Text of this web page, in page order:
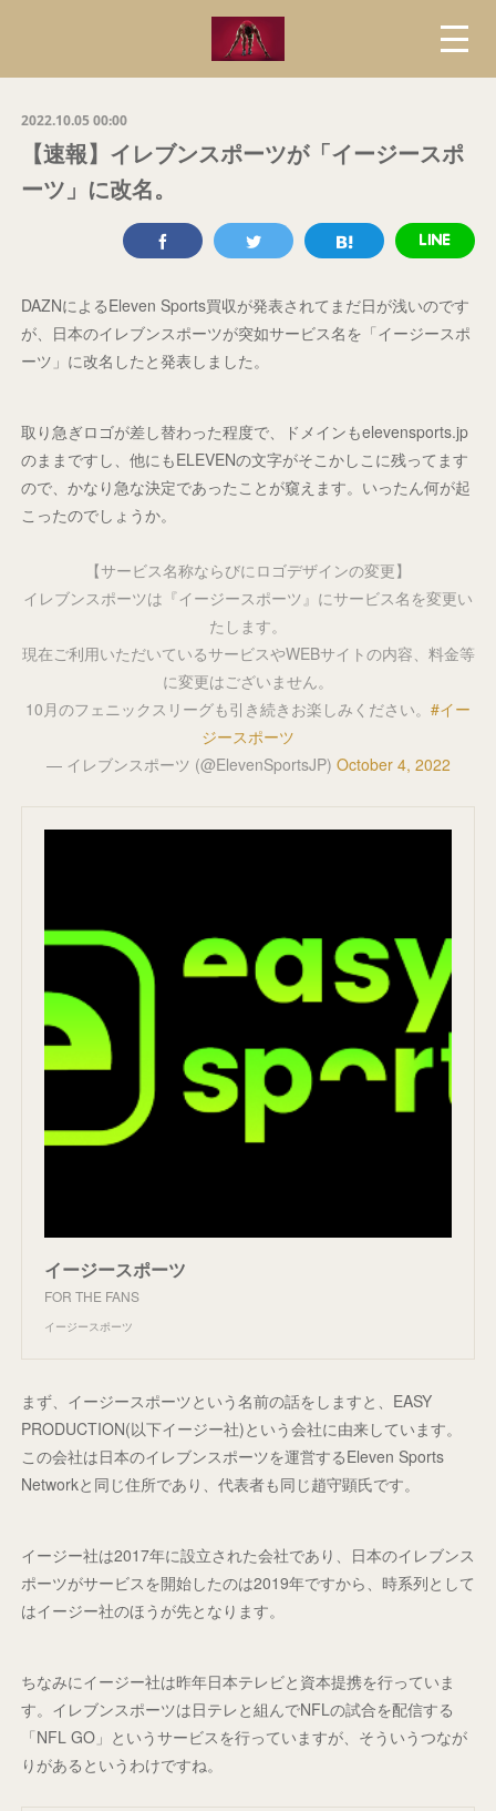
2022.10.05 00:00
【速報】イレブンスポーツが「イージースポ
ーツ」に改名。
DAZNによるEleven Sports買収が発表されてまだ日が浅いのです
が、日本のイレブンスポーツが突如サービス名を「イージースポ
ーツ」に改名したと発表しました。
取り急ぎロゴが差し替わった程度で、ドメインもelevensports.jp
のままですし、他にもELEVENの文字がそこかしこに残ってます
ので、かなり急な決定であったことが窺えます。いったん何が起
こったのでしょうか。
【サービス名称ならびにロゴデザインの変更】
イレブンスポーツは『イージースポーツ』にサービス名を変更い
たします。
現在ご利用いただいているサービスやWEBサイトの内容、料金等
に変更はございません。
10月のフェニックスリーグも引き続きお楽しみください。 #イー
ジースポーツ
— イレブンスポーツ (@ElevenSportsJP) October 4, 2022
イージースポーツ
FOR THE FANS
イージースポーツ
まず、イージースポーツという名前の話をしますと、EASY
PRODUCTION(以下イージー社)という会社に由来しています。
この会社は日本のイレブンスポーツを運営するEleven Sports
Networkと同じ住所であり、代表者も同じ趙守顕氏です。
イージー社は2017年に設立された会社であり、日本のイレブンス
ポーツがサービスを開始したのは2019年ですから、時系列として
はイージー社のほうが先となります。
ちなみにイージー社は昨年日本テレビと資本提携を行っていま
す。イレブンスポーツは日テレと組んでNFLの試合を配信する
「NFL GO」というサービスを行っていますが、そういうつなが
りがあるというわけですね。